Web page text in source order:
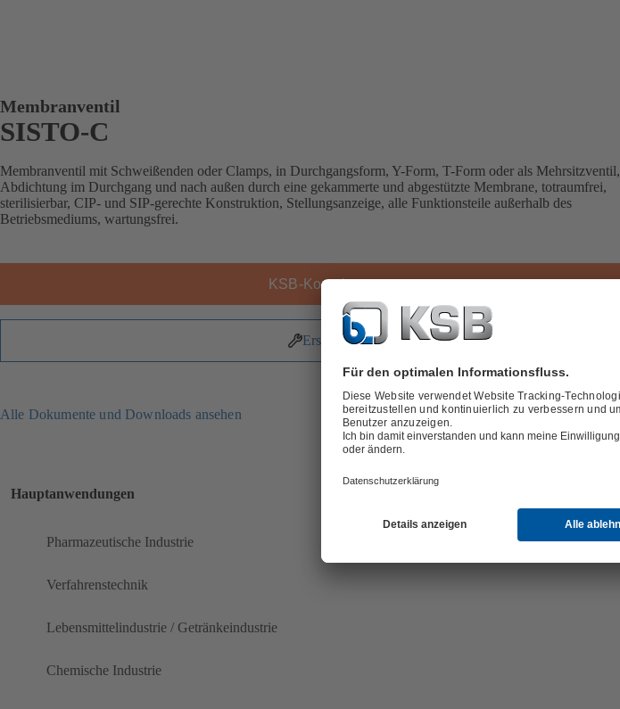
Membranventil
SISTO-C
Membranventil mit Schweißenden oder Clamps, in Durchgangsform, Y-Form, T-Form oder als Mehrsitzventil,
Abdichtung im Durchgang und nach außen durch eine gekammerte und abgestützte Membrane, totraumfrei,
sterilisierbar, CIP- und SIP-gerechte Konstruktion, Stellungsanzeige, alle Funktionsteile außerhalb des
Betriebsmediums, wartungsfrei.
KSB-Kontakt
Ersatzteile
Alle Dokumente und Downloads ansehen
Hauptanwendungen
Pharmazeutische Industrie
Verfahrenstechnik
Lebensmittelindustrie / Getränkeindustrie
Chemische Industrie